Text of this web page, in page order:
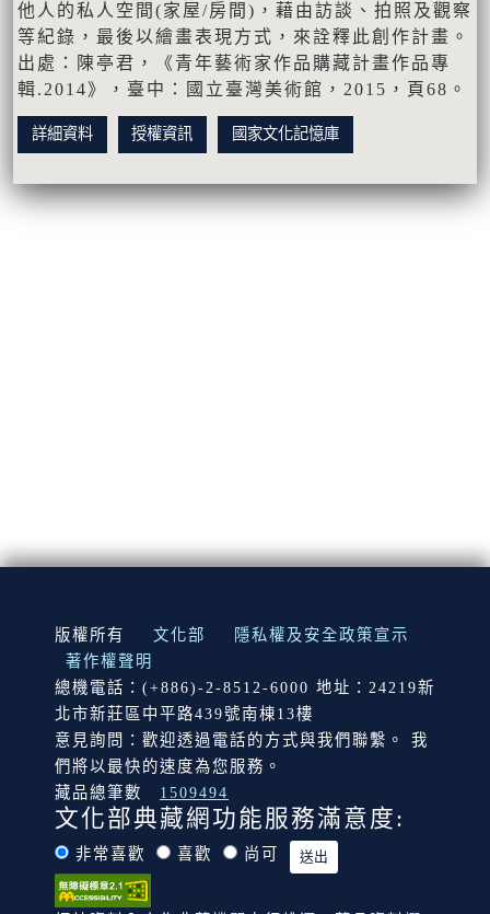
他人的私人空間(家屋/房間)，藉由訪談、拍照及觀察
等紀錄，最後以繪畫表現方式，來詮釋此創作計畫。
出處：陳亭君，《青年藝術家作品購藏計畫作品專
輯.2014》，臺中：國立臺灣美術館，2015，頁68。
詳細資料 授權資訊 國家文化記憶庫
:::
版權所有 文化部
隱私權及安全政策宣示
著作權聲明
總機電話：(+886)-2-8512-6000 地址：24219新
北市新莊區中平路439號南棟13樓
意見詢問：歡迎透過電話的方式與我們聯繫。 我
們將以最快的速度為您服務。
藏品總筆數
1509494
文化部典藏網功能服務滿意度:
非常喜歡 喜歡 尚可